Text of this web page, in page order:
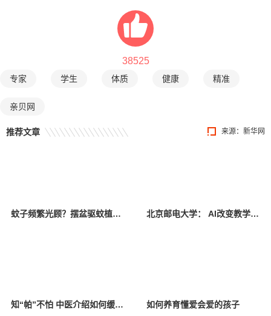
38525
专家 学生 体质 健康 精准
亲贝网
来源：新华网
推荐文章
蚊子频繁光顾？摆盆驱蚊植物试试 北京邮电大学： AI改变教学模式 师生共享智慧校园
知“帕”不怕 中医介绍如何缓解帕金森病症状 如何养育懂爱会爱的孩子